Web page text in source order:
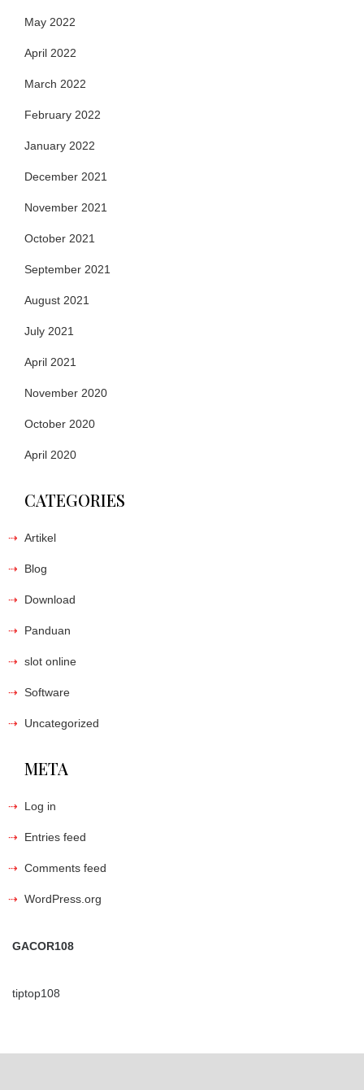
May 2022
April 2022
March 2022
February 2022
January 2022
December 2021
November 2021
October 2021
September 2021
August 2021
July 2021
April 2021
November 2020
October 2020
April 2020
CATEGORIES
Artikel
Blog
Download
Panduan
slot online
Software
Uncategorized
META
Log in
Entries feed
Comments feed
WordPress.org
GACOR108
tiptop108